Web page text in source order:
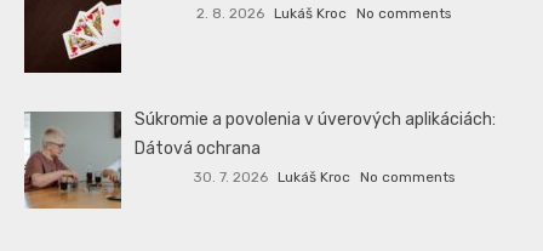
2. 8. 2026 Lukáš Kroc No comments
Súkromie a povolenia v úverových aplikáciách:
Dátová ochrana
30. 7. 2026 Lukáš Kroc No comments